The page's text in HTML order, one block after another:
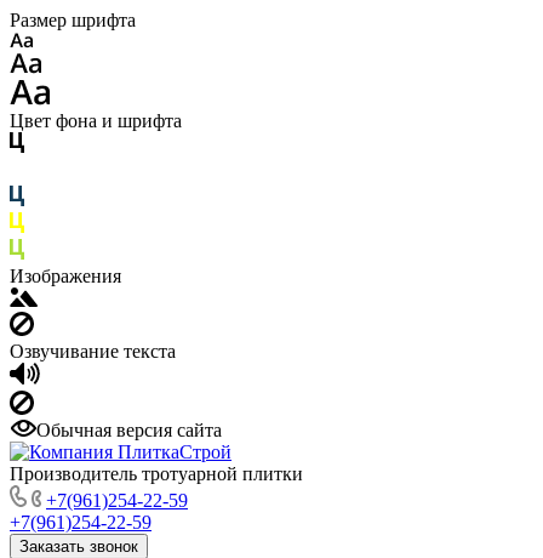
Размер шрифта
Цвет фона и шрифта
Изображения
Озвучивание текста
Обычная версия сайта
Производитель тротуарной плитки
+7(961)254-22-59
+7(961)254-22-59
Заказать звонок